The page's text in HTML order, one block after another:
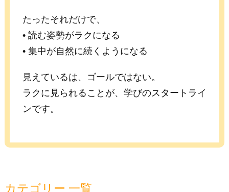
たったそれだけで、
• 読む姿勢がラクになる
• 集中が自然に続くようになる
見えているは、ゴールではない。
ラクに見られることが、学びのスタートライ
ンです。
カテゴリー 一覧